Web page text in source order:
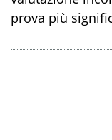
prova più